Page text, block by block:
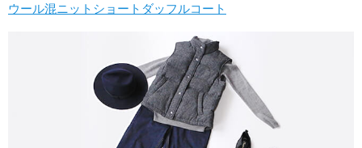
ウール混ニットショートダッフルコート